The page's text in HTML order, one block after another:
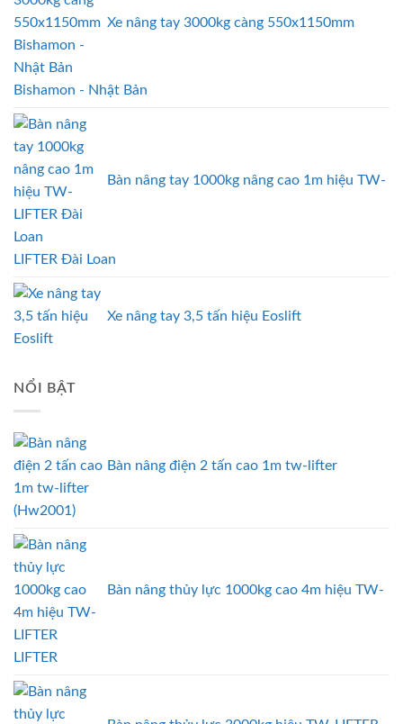
Xe nâng tay 3000kg càng 550x1150mm
Bishamon - Nhật Bản
Bàn nâng tay 1000kg nâng cao 1m hiệu TW-
LIFTER Đài Loan
Xe nâng tay 3,5 tấn hiệu Eoslift
NỔI BẬT
Bàn nâng điện 2 tấn cao 1m tw-lifter
(Hw2001)
Bàn nâng thủy lực 1000kg cao 4m hiệu TW-
LIFTER